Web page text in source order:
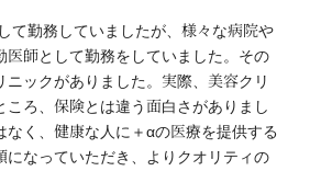
て勤務していましたが、様々な病院や
医師として勤務をしていました。その
ニックがありました。実際、美容クリ
ころ、保険とは違う面白さがありまし
なく、健康な人に＋αの医療を提供する
になっていただき、よりクオリティの